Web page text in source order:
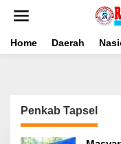
Home Daerah
Penkab Tapsel